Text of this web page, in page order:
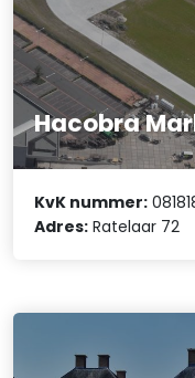
Hacobra
KvK nummer:
Adres: Ratelaar 72